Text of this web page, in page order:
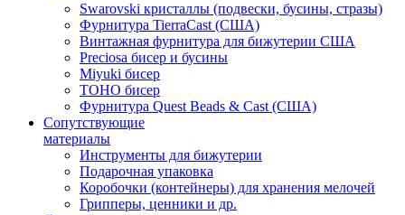
Swarovski кристаллы (подвески, бусины, стразы)
Фурнитура TierraCast (США)
Винтажная фурнитура для бижутерии США
Preciosa бисер и бусины
Miyuki бисер
TOHO бисер
Фурнитура Quest Beads & Cast (США)
Сопутствующие
материалы
Инструменты для бижутерии
Подарочная упаковка
Коробочки (контейнеры) для хранения мелочей
Грипперы, ценники и др.